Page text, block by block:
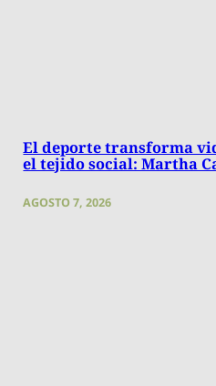
El deporte transforma
el tejido social: Martha
AGOSTO 7, 2026